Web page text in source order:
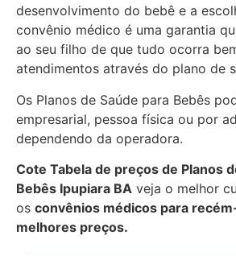
desenvolvimento do bebê e a
convênio médico é uma garantia
ao seu filho de que tudo ocorra
atendimentos através do plano de
Os Planos de Saúde para Bebês
empresarial, pessoa física ou por
dependendo da operadora.
Cote Tabela de preços de Planos
Bebês Ipupiara BA veja o melhor
os convênios médicos para
melhores preços.